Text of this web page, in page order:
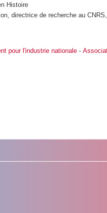
Histoire
directrice de recherche au
pour l'industrie nationale -